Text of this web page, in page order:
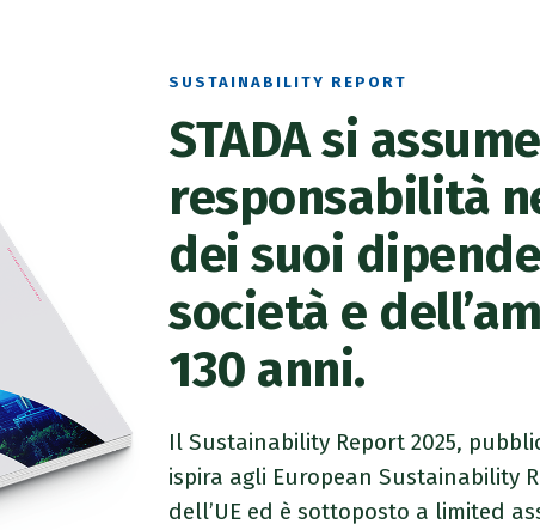
SUSTAINABILITY REPORT
STADA si
responsabilità
dei suoi
società e
130 anni.
Il Sustainability Report 2025,
ispira agli European Sustainability
dell’UE ed è sottoposto a limited